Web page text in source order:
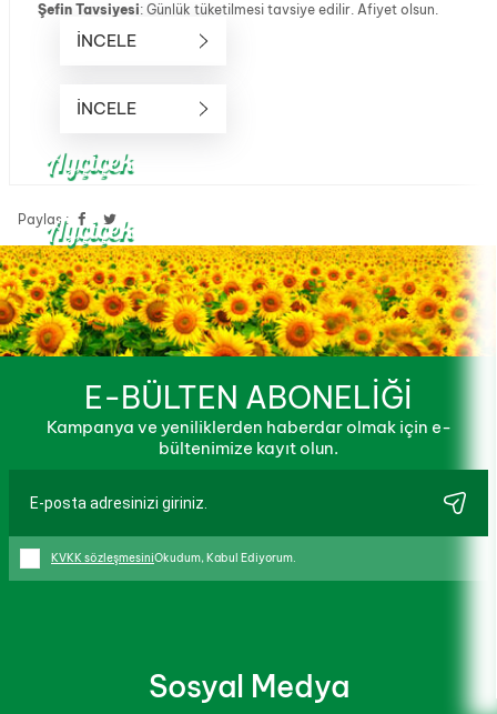
Şefin Tavsiyesi: Günlük tüketilmesi tavsiye edilir. Afiyet olsun.
Ayçiçek
İNCELE
Ayçiçek
İNCELE
Paylaş :
E-BÜLTEN ABONELİĞİ
Kampanya ve yeniliklerden haberdar olmak için e-
bültenimize kayıt olun.
KVKK sözleşmesiniOkudum, Kabul Ediyorum.
Sosyal Medya